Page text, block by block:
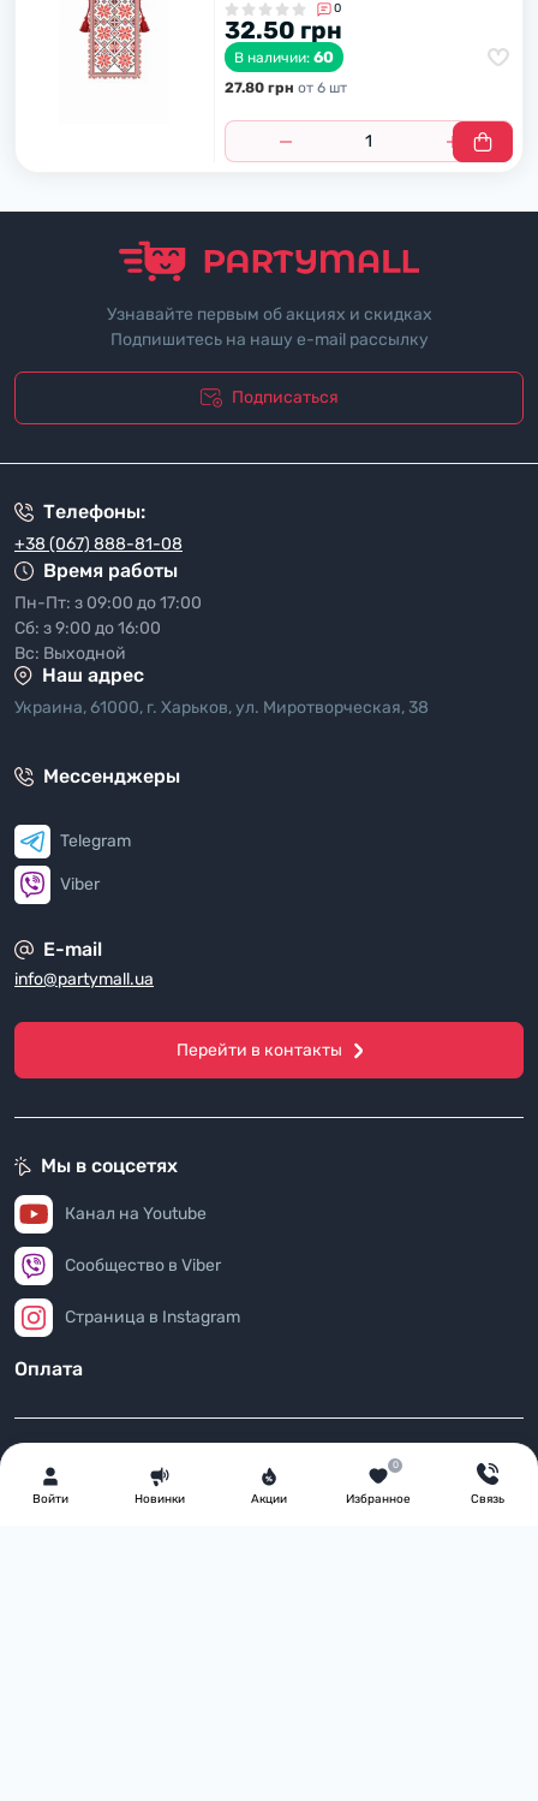
Войти Новинки Акции Избранное
0
Связь
0
32.50 грн
В наличии: 60
27.80 грн от 6 шт
Узнавайте первым об акциях и скидках
Подпишитесь на нашу e-mail рассылку
Подписаться
Телефоны:
+38 (067) 888-81-08
Время работы
Пн-Пт: з 09:00 до 17:00
Сб: з 9:00 до 16:00
Вс: Выходной
Наш адрес
Украина, 61000, г. Харьков, ул. Миротворческая, 38
Мессенджеры
Telegram
Viber
E-mail
info@partymall.ua
Перейти в контакты
Мы в соцсетях
Канал на Youtube
Сообщество в Viber
Страница в Instagram
Оплата